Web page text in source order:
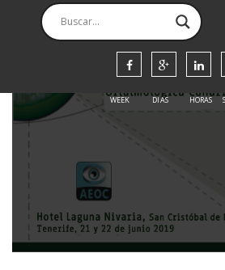
00
WEEK
00
DIAS
00
HORAS